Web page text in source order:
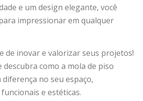
e um design elegante, você
impressionar em qualquer
de inovar e valorizar seus projetos!
como a mola de piso
no seu espaço,
e estéticas.